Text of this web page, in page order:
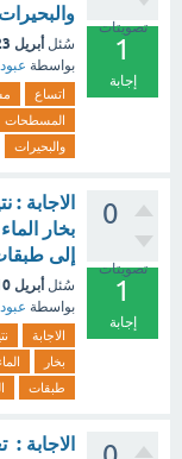
تصويتات
1
إجابة
سُئل أبريل 23
بواسطة عبود
اتساع
المسطحات
والبحيرات
0
تصويتات
1
إجابة
الاجابة :
بخار
إلى
سُئل أبريل 10
بواسطة عبود
الاجابة
بخار
طبقات
الاجابة